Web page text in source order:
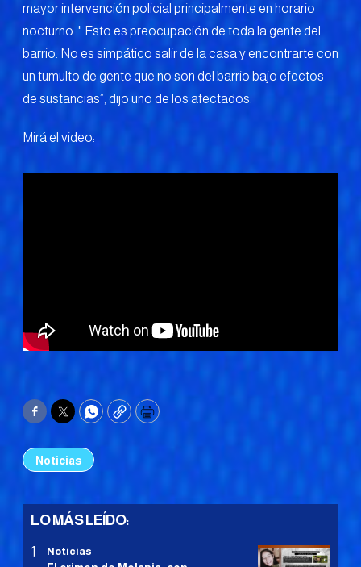
mayor intervención policial principalmente en horario
nocturno. " Esto es preocupación de toda la gente del
barrio. No es simpático salir de la casa y encontrarte con
un tumulto de gente que no son del barrio bajo efectos
de sustancias”, dijo uno de los afectados.
Mirá el video:
Facebook
TwitterWhatsApp
CopyPrint
Noticias
LO MÁS LEÍDO:
Noticias